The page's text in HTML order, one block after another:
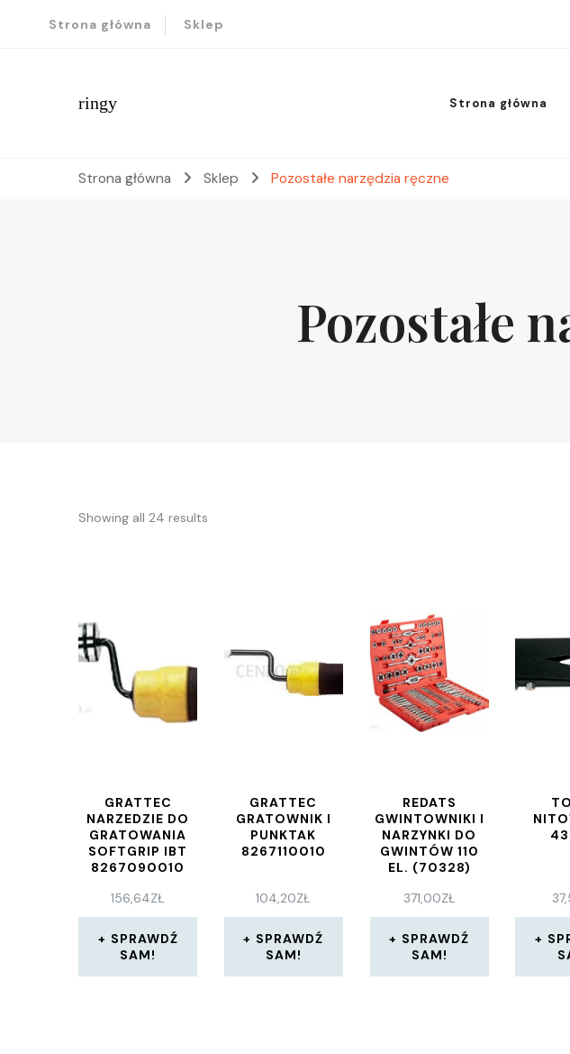
Strona główna Sklep
ringy Strona główna
Strona główna Sklep Pozostałe narzędzia ręczne
Pozostałe
Showing all 24 results
GRATTEC
NARZEDZIE DO
GRATOWANIA
SOFTGRIP IBT
8267090010
156,64ZŁ
SPRAWDŹ
SAM!
GRATTEC
GRATOWNIK I
PUNKTAK
8267110010
104,20ZŁ
SPRAWDŹ
SAM!
REDATS
GWINTOWNIKI I
NARZYNKI DO
GWINTÓW 110
EL. (70328)
371,00ZŁ
SPRAWDŹ
SAM!